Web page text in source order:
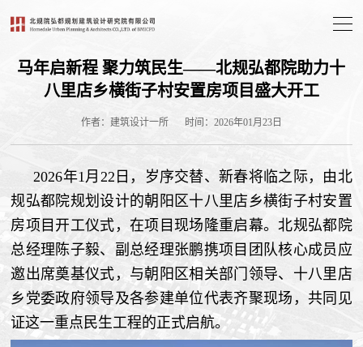
马年启新程 聚力筑民生——北规弘都院助力十
八里店乡横街子村安置房项目盛大开工
作者：建筑设计一所 时间：2026年01月23日
2026年1月22日，岁序交替、新春将临之际，由北
规弘都院规划设计的朝阳区十八里店乡横街子村安置
房项目开工仪式，在项目现场隆重启幕。北规弘都院
总经理陈子毅、副总经理张鹏携项目团队核心成员应
邀出席奠基仪式，与朝阳区相关部门领导、十八里店
乡党委政府领导及各参建单位代表齐聚现场，共同见
证这一重点民生工程的正式启航。